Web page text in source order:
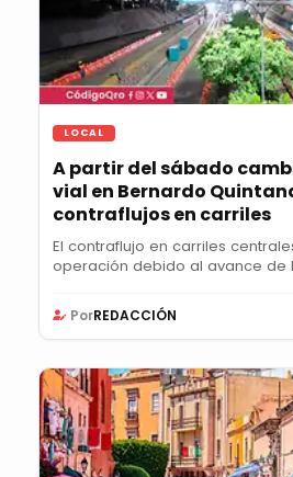
LOCAL
A partir del sábado
vial en Bernardo
contraflujos en carriles
El contraflujo en carriles
operación debido al avance de
PorREDACCIÓN